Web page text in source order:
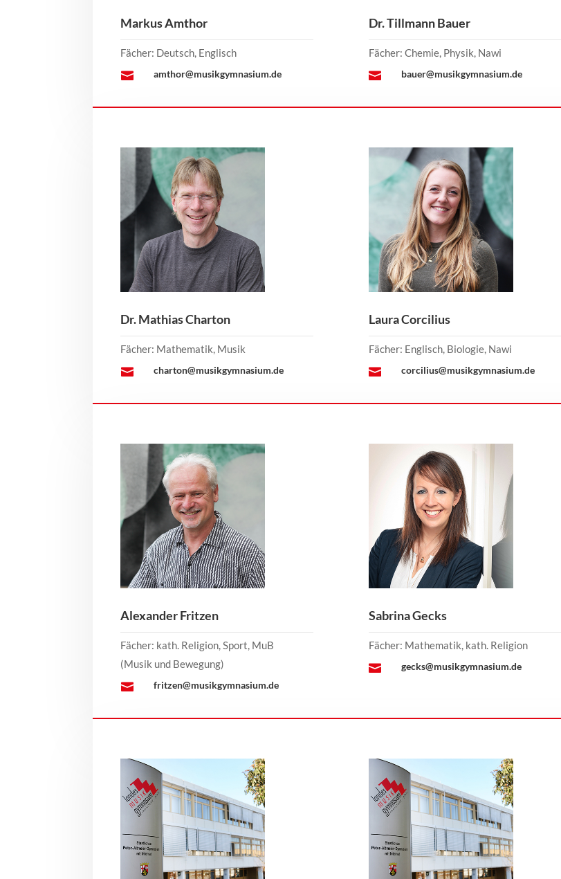
Markus Amthor
Fächer: Deutsch, Englisch

amthor@musikgymnasium.de
Dr. Tillmann Bauer
Fächer: Chemie, Physik, Nawi

bauer@musikgymnasium.de
Dr. Mathias Charton
Fächer: Mathematik, Musik

charton@musikgymnasium.de
Laura Corcilius
Fächer: Englisch, Biologie, Nawi

corcilius@musikgymnasium.de
Alexander Fritzen
Fächer: kath. Religion, Sport, MuB
(Musik und Bewegung)

fritzen@musikgymnasium.de
Sabrina Gecks
Fächer: Mathematik, kath. Religion

gecks@musikgymnasium.de